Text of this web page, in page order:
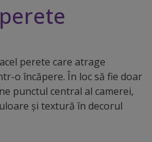
perete care atrage
o încăpere. În loc să fie doar
punctul central al camerei,
și textură în decorul